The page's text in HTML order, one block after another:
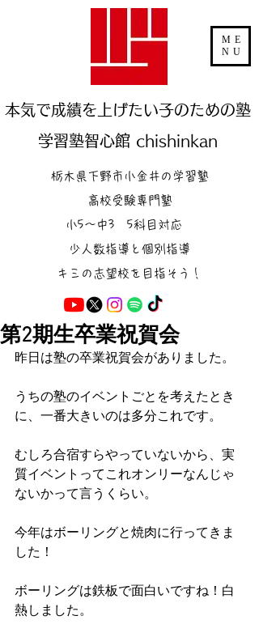
本気で成績を上げたい子のための塾
学習塾智心館 chishinkan
ME
NU
栃木県下野市小金井の学習塾
高校受験専門塾
小5～中3 5科目対応
少人数指導と個別指導
キミの志望校を目指そう！
第2期生卒業祝賀会
昨日は塾の卒業祝賀会がありました。
うちの塾のイベントごとを考えたとき
に、一番大きいのは多分これです。
むしろ合宿すらやっていないから、実
質イベントってこれオンリーなんじゃ
ないかって言うくらい。
今年はボーリングと焼肉に行ってきま
した！
ボーリングは鉄板で面白いですね！白
熱しました。